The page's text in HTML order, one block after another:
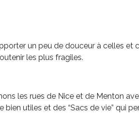
un peu de douceur à celles et
les plus fragiles.
les rues de Nice et de Menton
utiles et des “Sacs de vie” qui